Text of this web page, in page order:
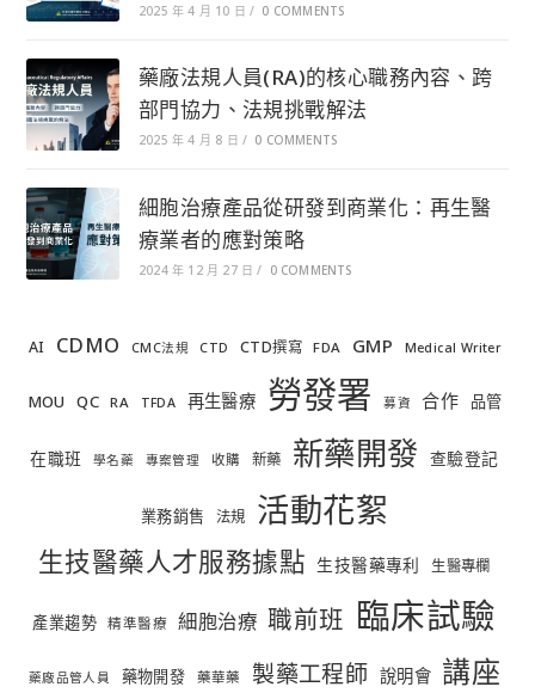
2025 年 4 月 10 日 / 0 COMMENTS
藥廠法規人員(RA)的核心職務內容、跨
部門協力、法規挑戰解法
2025 年 4 月 8 日 / 0 COMMENTS
細胞治療產品從研發到商業化：再生醫
療業者的應對策略
2024 年 12 月 27 日 / 0 COMMENTS
AI CDMO CMC法規 CTD CTD撰寫 FDA GMP Medical Writer
MOU QC RA TFDA 再生醫療 勞發署 募資 合作 品管
在職班 學名藥 專案管理 收購 新藥 新藥開發 查驗登記
業務銷售 法規 活動花絮
生技醫藥人才服務據點 生技醫藥專利 生醫專欄
產業趨勢 精準醫療 細胞治療 職前班 臨床試驗
藥廠品管人員 藥物開發 藥華藥 製藥工程師 說明會 講座